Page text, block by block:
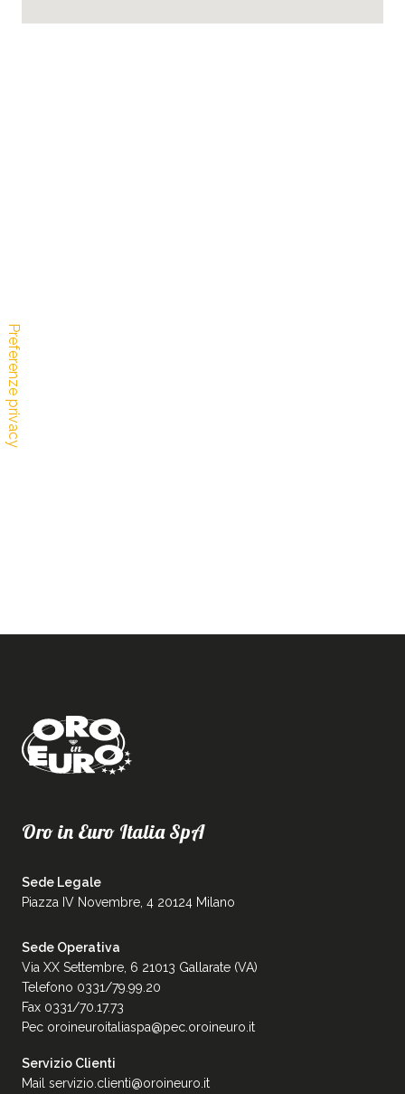
Oro in Euro Italia SpA
Sede Legale
Piazza IV Novembre, 4 20124 Milano
Sede Operativa
Via XX Settembre, 6 21013 Gallarate (VA)
Telefono 0331/79.99.20
Fax 0331/70.17.73
Pec oroineuroitaliaspa@pec.oroineuro.it
Servizio Clienti
Mail servizio.clienti@oroineuro.it